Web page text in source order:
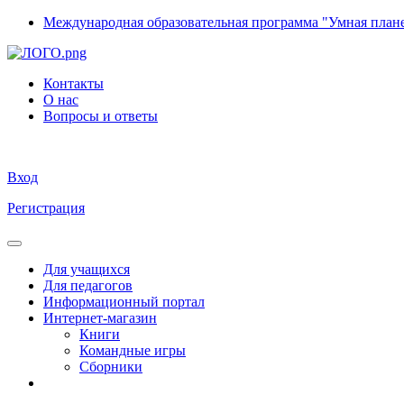
Международная образовательная программа "Умная
Контакты
О нас
Вопросы и ответы
Вход
Регистрация
Для учащихся
Для педагогов
Информационный портал
Интернет-магазин
Книги
Командные игры
Сборники